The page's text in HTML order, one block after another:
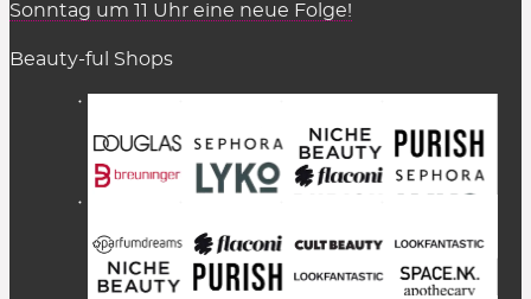
Sonntag um 11 Uhr eine neue Folge!
Beauty-ful Shops